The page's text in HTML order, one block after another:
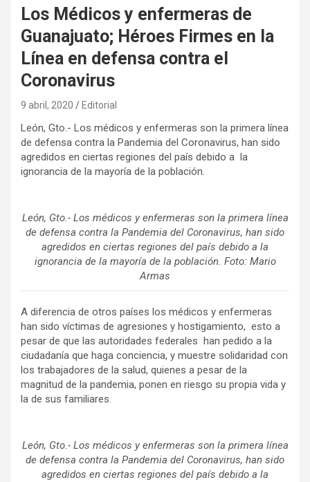
Los Médicos y enfermeras de
Guanajuato; Héroes Firmes en la
Línea en defensa contra el
Coronavirus
9 abril, 2020 Editorial
León, Gto.- Los médicos y enfermeras son la primera línea
de defensa contra la Pandemia del Coronavirus, han sido
agredidos en ciertas regiones del país debido a la
ignorancia de la mayoría de la población.
León, Gto.- Los médicos y enfermeras son la primera línea
de defensa contra la Pandemia del Coronavirus, han sido
agredidos en ciertas regiones del país debido a la
ignorancia de la mayoría de la población. Foto: Mario
Armas
A diferencia de otros países los médicos y enfermeras
han sido víctimas de agresiones y hostigamiento, esto a
pesar de que las autoridades federales han pedido a la
ciudadanía que haga conciencia, y muestre solidaridad con
los trabajadores de la salud, quienes a pesar de la
magnitud de la pandemia, ponen en riesgo su propia vida y
la de sus familiares.
León, Gto.- Los médicos y enfermeras son la primera línea
de defensa contra la Pandemia del Coronavirus, han sido
agredidos en ciertas regiones del país debido a la